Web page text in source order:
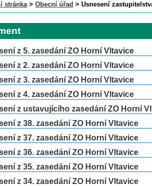
stránka> Obecní úřad > Usnesení
z 5. zasedání ZO Horní Vltavice
z 2. zasedání ZO Horní Vltavice
z 3. zasedání ZO Horní Vltavice
z 4. zasedání ZO Horní Vltavice
z ustavujícího zasedání ZO Horní
z 38. zasedání ZO Horní Vltavice
z 37. zasedání ZO Horní Vltavice
z 36. zasedání ZO Horní Vltavice
z 35. zasedání ZO Horní Vltavice
z 34. zasedání ZO Horní Vltavice